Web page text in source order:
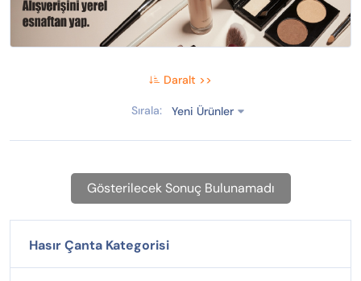
Daralt >>
Sırala: Yeni Ürünler
Gösterilecek Sonuç Bulunamadı
Hasır Çanta Kategorisi